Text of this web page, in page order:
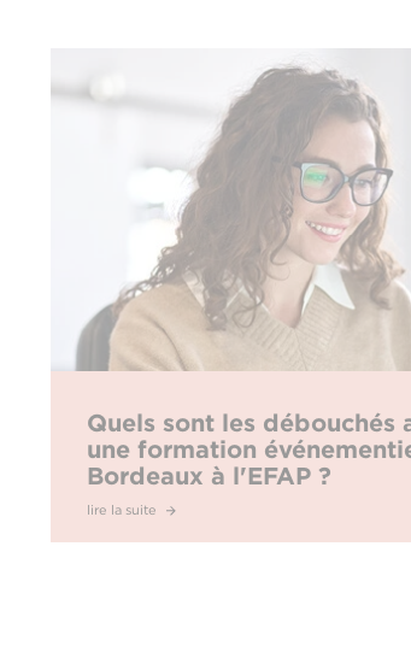
Quels sont les débouchés
une formation
Bordeaux à l'EFAP ?
lire la suite